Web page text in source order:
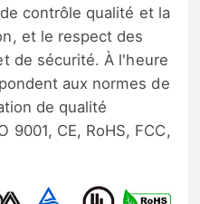
contrôle qualité et la
et le respect des
de sécurité. À l'heure
aux normes de
de qualité
9001, CE, RoHS, FCC,